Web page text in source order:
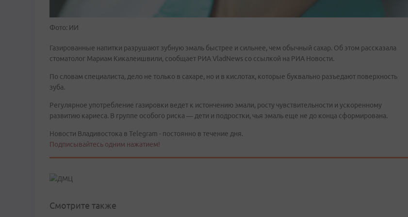
Фото: ИИ
Газированные напитки разрушают зубную эмаль быстрее и сильнее, чем обычный сахар. Об этом рассказала
стоматолог Мариам Кикалеишвили, сообщает РИА VladNews со ссылкой на РИА Новости.
По словам специалиста, дело не только в сахаре, но и в кислотах, которые буквально разъедают поверхность
зуба.
Регулярное употребление газировки ведет к истончению эмали, росту чувствительности и ускоренному
развитию кариеса. В группе особого риска — дети и подростки, чья эмаль еще не до конца сформирована.
Новости Владивостока в Telegram - постоянно в течение дня.
Подписывайтесь одним нажатием!
Смотрите также